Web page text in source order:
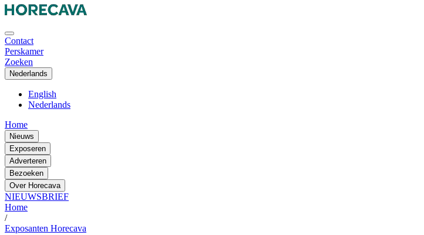
Contact
Perskamer
Zoeken
Nederlands
English
Nederlands
Home
Nieuws
Exposeren
Adverteren
Bezoeken
Over Horecava
NIEUWSBRIEF
Home
/
Exposanten Horecava